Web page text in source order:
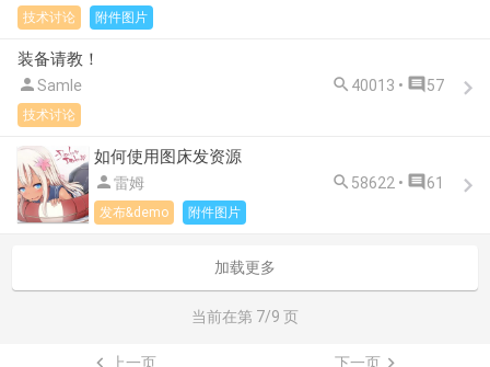
技术讨论 附件图片
装备请教！
Samle  40013 •  57
技术讨论
如何使用图床发资源
雷姆  58622 •  61
发布&demo 附件图片
加载更多
当前在第 7/9 页
上一页 下一页